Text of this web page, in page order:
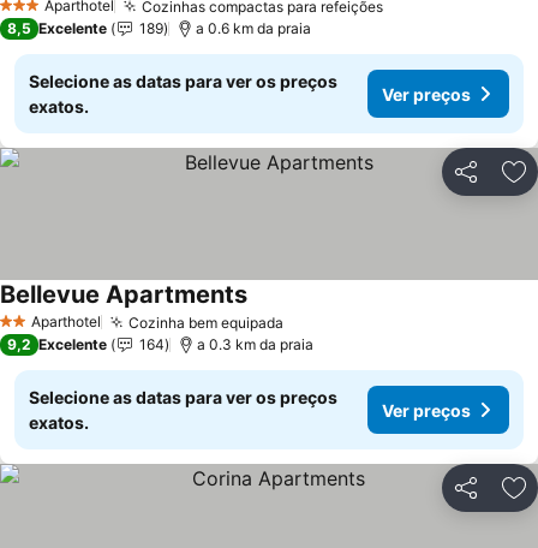
3 EstrelasAparthotel Cozinhas compactas para refeições
8,5 Excelente 189 a 0.6 km da praia
Selecione as datas para ver os preços
exatos.
Ver preços
Partilhar
2 EstrelasAparthotel Cozinha bem equipada
Bellevue Apartments
9,2 Excelente 164 a 0.3 km da praia
Selecione as datas para ver os preços
exatos.
Ver preços
Partilhar